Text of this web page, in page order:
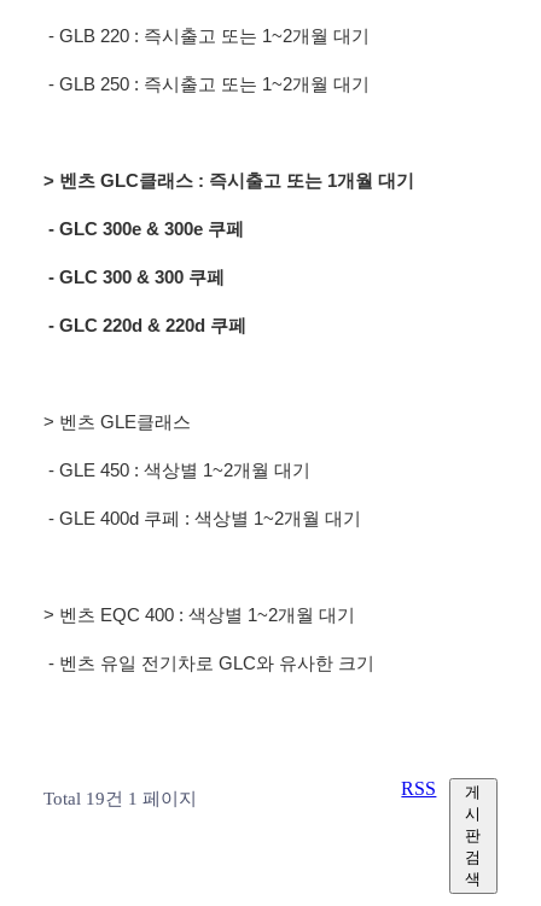
- GLB 220 : 즉시출고 또는 1~2개월 대기
- GLB 250 : 즉시출고 또는 1~2개월 대기
> 벤츠 GLC클래스 : 즉시출고 또는 1개월 대기
- GLC 300e& 300e 쿠페
- GLC 300 & 300 쿠페
- GLC 220d &220d 쿠페
> 벤츠 GLE클래스
- GLE 450 : 색상별 1~2개월 대기
- GLE 400d 쿠페 : 색상별 1~2개월 대기
> 벤츠 EQC 400 : 색상별 1~2개월 대기
- 벤츠 유일 전기차로 GLC와 유사한 크기
Total 19건 1 페이지 RSS
게
시
판
검
색